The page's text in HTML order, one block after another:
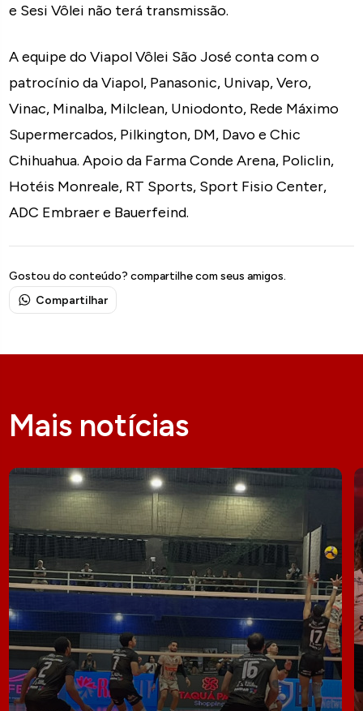
e Sesi Vôlei não terá transmissão.
A equipe do Viapol Vôlei São José conta com o
patrocínio da Viapol, Panasonic, Univap, Vero,
Vinac, Minalba, Milclean, Uniodonto, Rede Máximo
Supermercados, Pilkington, DM, Davo e Chic
Chihuahua. Apoio da Farma Conde Arena, Policlin,
Hotéis Monreale, RT Sports, Sport Fisio Center,
ADC Embraer e Bauerfeind.
Gostou do conteúdo? compartilhe com seus amigos.
Compartilhar
Mais notícias